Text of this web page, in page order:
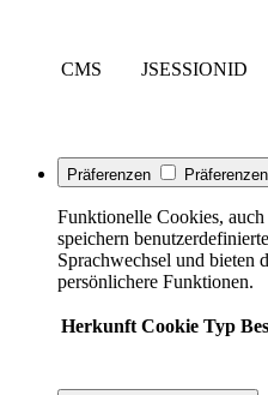
CMS JSESSIONID
Präferenzen Präferenzen
Funktionelle Cookies,
speichern
Sprachwechsel und bieten
persönlichere Funktionen.
Herkunft Cookie Typ